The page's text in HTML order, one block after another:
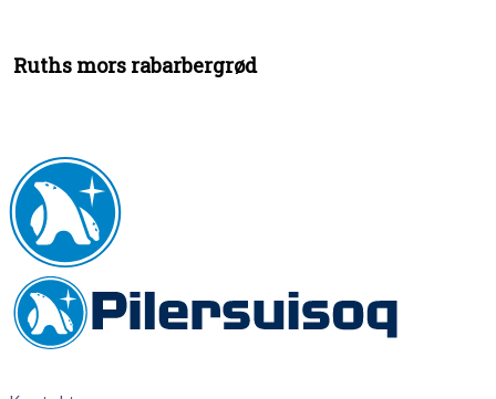
Ruths mors rabarbergrød